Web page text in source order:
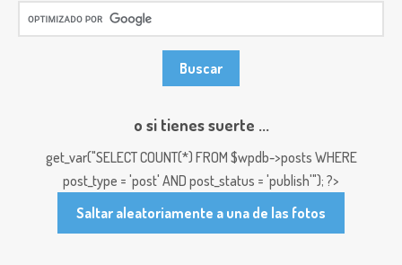
o si tienes suerte ...
get_var("SELECT COUNT(*) FROM $wpdb->posts WHERE
post_type = 'post' AND post_status = 'publish'"); ?>
Saltar aleatoriamente a una de las fotos